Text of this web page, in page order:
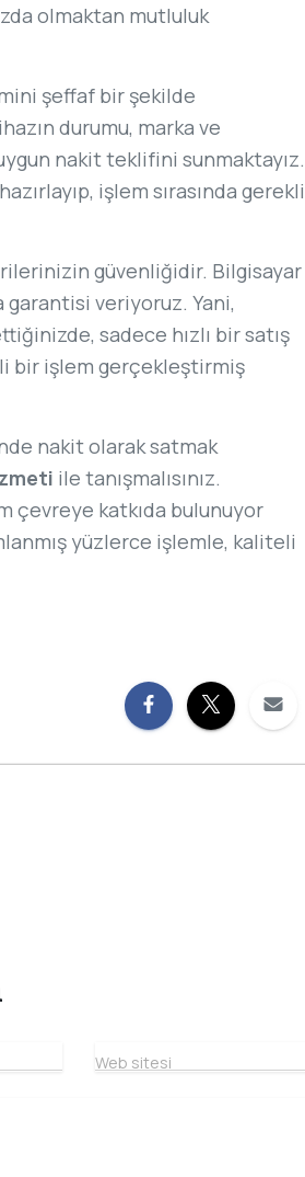
olmaktan mutluluk
şeffaf bir şekilde
durumu, marka ve
nakit teklifini sunmaktayız.
işlem sırasında gerekli
güvenliğidir. Bilgisayar
veriyoruz. Yani,
sadece hızlı bir satış
bir işlem gerçekleştirmiş
nakit olarak satmak
ile tanışmalısınız.
çevreye katkıda bulunuyor
yüzlerce işlemle, kaliteli
Web sitesi